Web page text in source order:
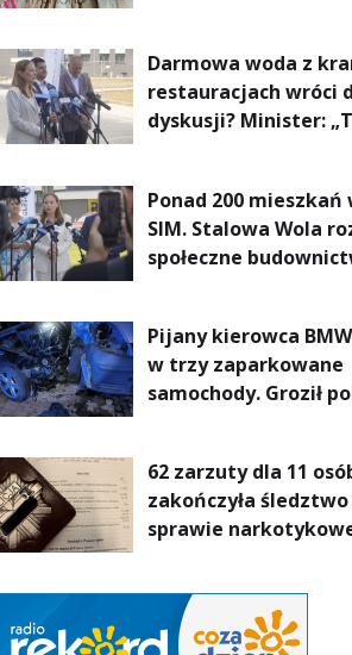
Darmowa woda z
restauracjach wróci
dyskusji? Minister:
Ponad 200 mieszkań
SIM. Stalowa Wola
społeczne
Pijany kierowca
w trzy zaparkowane
samochody. Groził
62 zarzuty dla 11
zakończyła
sprawie